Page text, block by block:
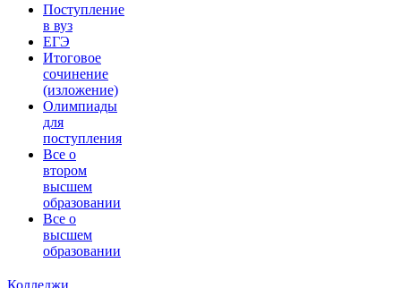
Поступление
в вуз
ЕГЭ
Итоговое
сочинение
(изложение)
Олимпиады
для
поступления
Все о
втором
высшем
образовании
Все о
высшем
образовании
Колледжи